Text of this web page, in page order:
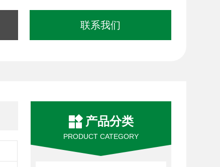
联系我们
产品分类
PRODUCT CATEGORY